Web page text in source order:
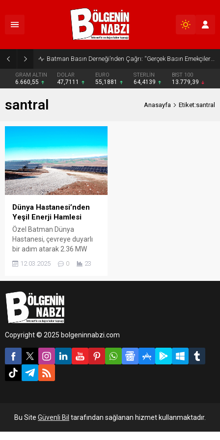
Batman Basın Derneği’nden Çağrı: “Gerçek Basın Emekçileri Desteklenmeli”
GRAM ALTIN
6.660,55
DOLAR
47,7111
EURO
55,1881
STERLİN
64,4139
BIST 100
13.779,39
santral Anasayfa Etiket:santral
Dünya Hastanesi’nden
Yeşil Enerji Hamlesi
Özel Batman Dünya
Hastanesi, çevreye duyarlı
bir adım atarak 2.36 MW
santralini hizmete soktu.
12.03.2025 0 23
Copyright © 2025 bolgeninnabzi.com
Bu Site Güvenli Bil tarafından sağlanan hizmet kullanmaktadır.